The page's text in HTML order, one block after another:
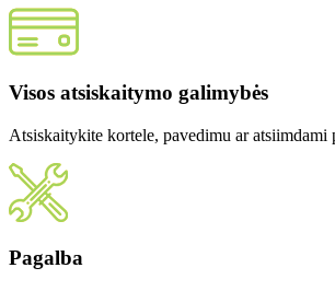
Visos atsiskaitymo galimybės
Atsiskaitykite kortele, pavedimu ar atsiimdami
Pagalba